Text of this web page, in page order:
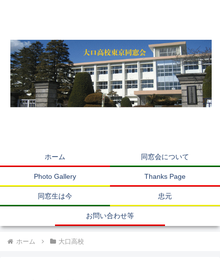
ホーム 同窓会について
Photo Gallery Thanks Page
同窓生は今 忠元
お問い合わせ等
ホーム 大口高校